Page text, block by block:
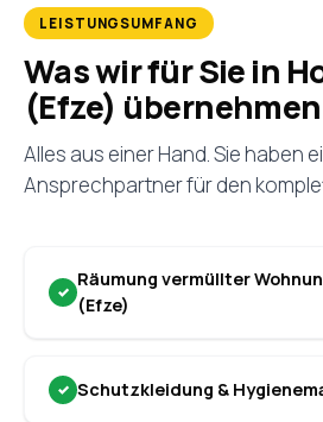
LEISTUNGSUMFANG
Was wir für Sie in
(Efze) übernehmen
Alles aus einer Hand. Sie haben
Ansprechpartner für den
Räumung vermüllter
(Efze)
Schutzkleidung &